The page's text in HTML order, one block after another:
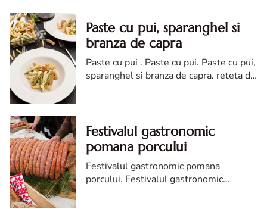
Paste cu pui, sparanghel si
branza de capra
Paste cu pui . Paste cu pui. Paste cu pui,
sparanghel si branza de capra. reteta de
Festivalul gastronomic
pomana porcului
Festivalul gastronomic pomana
porcului. Festivalul gastronomic